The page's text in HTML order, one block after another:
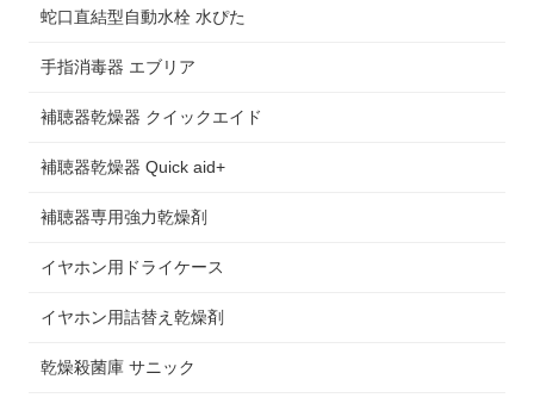
蛇口直結型自動水栓 水ぴた
手指消毒器 エブリア
補聴器乾燥器 クイックエイド
補聴器乾燥器 Quick aid+
補聴器専用強力乾燥剤
イヤホン用ドライケース
イヤホン用詰替え乾燥剤
乾燥殺菌庫 サニック